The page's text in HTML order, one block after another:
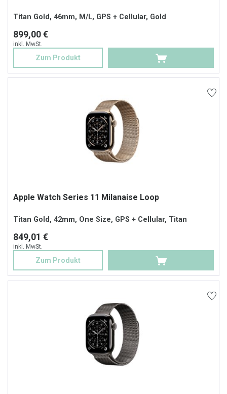
Titan Gold, 46mm, M/L, GPS + Cellular, Gold
899,00 €
inkl. MwSt.
Zum Produkt
Apple Watch Series 11 Milanaise Loop
Titan Gold, 42mm, One Size, GPS + Cellular, Titan
849,01 €
inkl. MwSt.
Zum Produkt